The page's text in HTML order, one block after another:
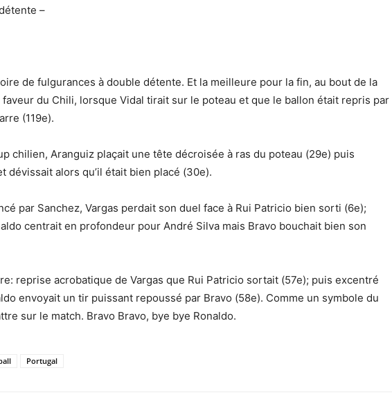
–
de fulgurances à double détente. Et la meilleure pour la fin, au bout de la
du Chili, lorsque Vidal tirait sur le poteau et que le ballon était repris par
(119e).
chilien, Aranguiz plaçait une tête décroisée à ras du poteau (29e) puis
dévissait alors qu’il était bien placé (30e).
par Sanchez, Vargas perdait son duel face à Rui Patricio bien sorti (6e);
centrait en profondeur pour André Silva mais Bravo bouchait bien son
reprise acrobatique de Vargas que Rui Patricio sortait (57e); puis excentré
envoyait un tir puissant repoussé par Bravo (58e). Comme un symbole du
sur le match. Bravo Bravo, bye bye Ronaldo.
Portugal